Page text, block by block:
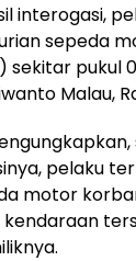
interogasi,
sepeda
sekitar pukul
Malau,
pelaku
motor